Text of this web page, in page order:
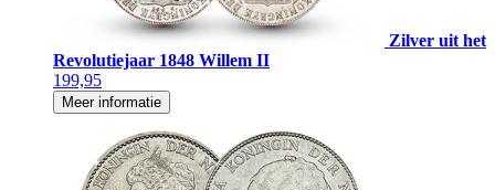
Zilver uit het
Revolutiejaar 1848 Willem II
199,95
Meer informatie